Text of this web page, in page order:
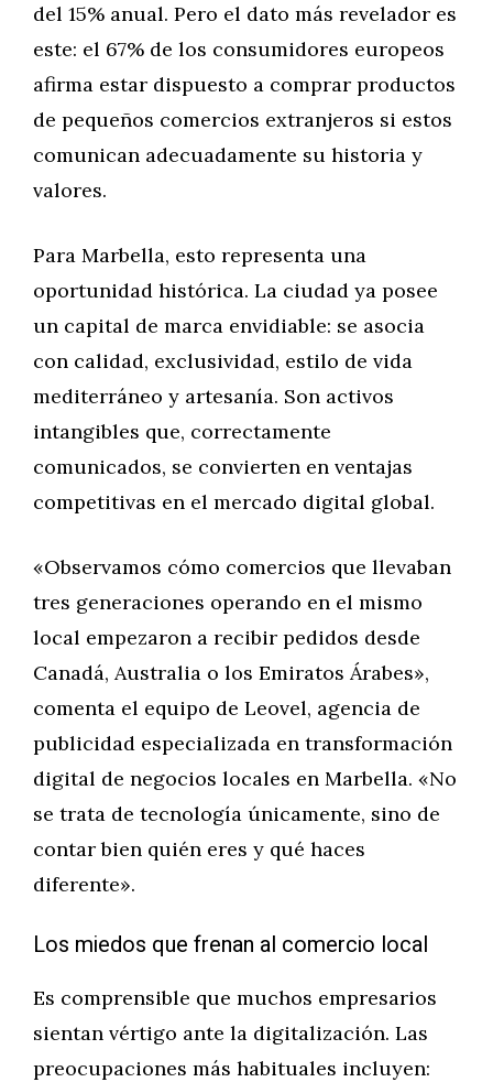
del 15% anual. Pero el dato más revelador es
este: el 67% de los consumidores europeos
afirma estar dispuesto a comprar productos
de pequeños comercios extranjeros si estos
comunican adecuadamente su historia y
valores.
Para Marbella, esto representa una
oportunidad histórica. La ciudad ya posee
un capital de marca envidiable: se asocia
con calidad, exclusividad, estilo de vida
mediterráneo y artesanía. Son activos
intangibles que, correctamente
comunicados, se convierten en ventajas
competitivas en el mercado digital global.
«Observamos cómo comercios que llevaban
tres generaciones operando en el mismo
local empezaron a recibir pedidos desde
Canadá, Australia o los Emiratos Árabes»,
comenta el equipo de Leovel, agencia de
publicidad especializada en transformación
digital de negocios locales en Marbella. «No
se trata de tecnología únicamente, sino de
contar bien quién eres y qué haces
diferente».
Los miedos que frenan al comercio local
Es comprensible que muchos empresarios
sientan vértigo ante la digitalización. Las
preocupaciones más habituales incluyen: